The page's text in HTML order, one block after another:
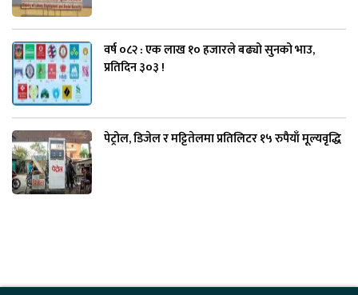
वर्ष ०८२ : एक लाख १० हजारले बढ्यो सुनको भाउ,
प्रतिदिन ३०३ !
पेट्रोल, डिजेल र मट्टितेलमा प्रतिलिटर १५ रुपैयाँ मूल्यवृद्धि